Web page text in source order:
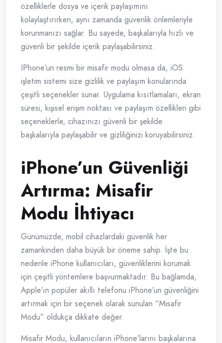
özelliklerle dosya ve içerik paylaşımını
kolaylaştırırken, aynı zamanda güvenlik önlemleriyle
korunmanızı sağlar. Bu sayede, başkalarıyla hızlı ve
güvenli bir şekilde içerik paylaşabilirsiniz.
IPhone’un resmi bir misafir modu olmasa da, iOS
işletim sistemi size gizlilik ve paylaşım konularında
çeşitli seçenekler sunar. Uygulama kısıtlamaları, ekran
süresi, kişisel erişim noktası ve paylaşım özellikleri gibi
seçeneklerle, cihazınızı güvenli bir şekilde
başkalarıyla paylaşabilir ve gizliliğinizi koruyabilirsiniz.
iPhone’un Güvenliği
Artırma: Misafir
Modu İhtiyacı
Günümüzde, mobil cihazlardaki güvenlik her
zamankinden daha büyük bir öneme sahip. İşte bu
nedenle iPhone kullanıcıları, güvenliklerini korumak
için çeşitli yöntemlere başvurmaktadır. Bu bağlamda,
Apple’ın popüler akıllı telefonu iPhone’un güvenliğini
artırmak için bir seçenek olarak sunulan “Misafir
Modu” oldukça dikkate değer.
Misafir Modu, kullanıcıların iPhone’larını başkalarına